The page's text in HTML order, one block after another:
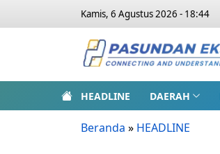
Kamis, 6 Agustus 2026 - 18:44
HEADLINE DAERAH
Beranda » HEADLINE